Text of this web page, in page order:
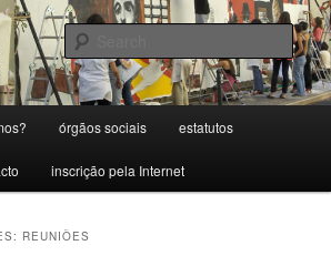
Cívico Não Apaguem a
há futuro.
órgãos sociais estatutos
inscrição pela Internet
REUNIÕES